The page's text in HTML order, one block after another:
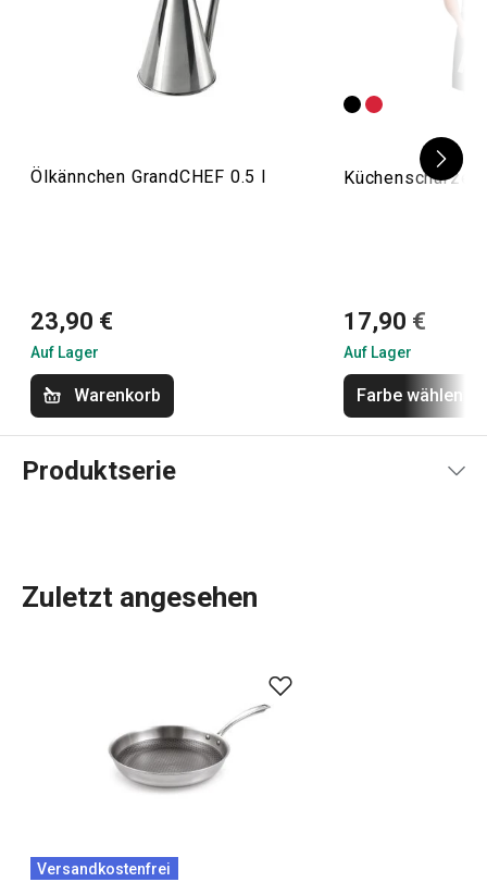
Ölkännchen GrandCHEF 0.5 l
23,90 €
Auf Lager
Warenkorb
Küchenschürze
17,90 €
Auf Lager
Farbe wählen
Produktserie
dreischichtigem Edelstahl mit einer revolutionären
Antihaftbeschichtung hergestellt. Der Name SteelCRAFT
(steel = Stahl; craft = Handwerk, Kunst) verbindet die
Stärke und Haltbarkeit von Stahl mit perfekter
Handwerkskunst und originellem Design. Das
Stahlrost für intensives und gleichmäßiges Garen und
Zuletzt angesehen
Versandkostenfrei